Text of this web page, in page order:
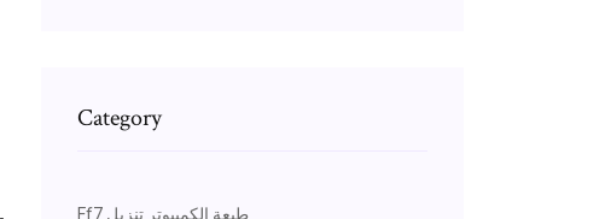
Category
Ff7 طبعة الكمبيوتر تنزيل